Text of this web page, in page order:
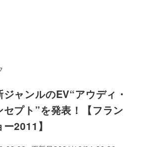
ャンルのEV“アウディ・
セプト”を発表！【フラン
2011】